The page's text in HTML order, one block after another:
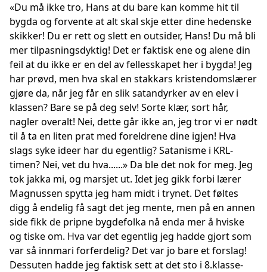
«Du må ikke tro, Hans at du bare kan komme hit til
bygda og forvente at alt skal skje etter dine hedenske
skikker! Du er rett og slett en outsider, Hans! Du må bli
mer tilpasningsdyktig! Det er faktisk ene og alene din
feil at du ikke er en del av fellesskapet her i bygda! Jeg
har prøvd, men hva skal en stakkars kristendomslærer
gjøre da, når jeg får en slik satandyrker av en elev i
klassen? Bare se på deg selv! Sorte klær, sort hår,
nagler overalt! Nei, dette går ikke an, jeg tror vi er nødt
til å ta en liten prat med foreldrene dine igjen! Hva
slags syke ideer har du egentlig? Satanisme i KRL-
timen? Nei, vet du hva......» Da ble det nok for meg. Jeg
tok jakka mi, og marsjet ut. Idet jeg gikk forbi lærer
Magnussen spytta jeg ham midt i trynet. Det føltes
digg å endelig få sagt det jeg mente, men på en annen
side fikk de pripne bygdefolka nå enda mer å hviske
og tiske om. Hva var det egentlig jeg hadde gjort som
var så innmari forferdelig? Det var jo bare et forslag!
Dessuten hadde jeg faktisk sett at det sto i 8.klasse-